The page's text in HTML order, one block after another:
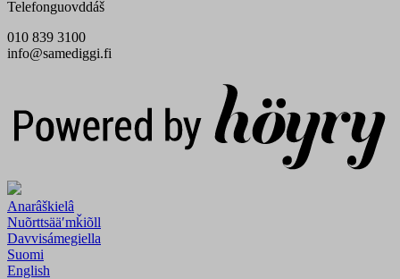
Telefonguovddáš
010 839 3100
info@samediggi.fi
Anarâškielâ
Nuõrttsääʹmǩiõll
Davvisámegiella
Suomi
English